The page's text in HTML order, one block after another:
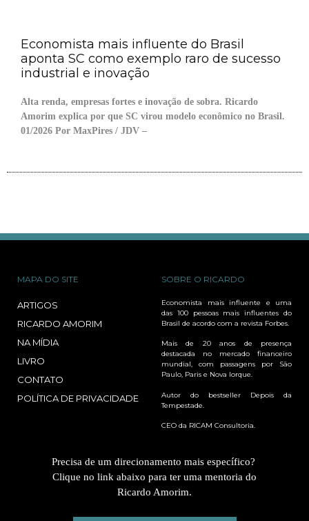
Economista mais influente do Brasil
aponta SC como exemplo raro de sucesso
industrial e inovação
Alta renda, empresas fortes e inovação de sobra. Ricardo
Amorim explica por que SC virou modelo econômico no Brasil.
01/2026 Por MaxPires / JDV –
MAPA DO SITE
ARTIGOS
RICARDO AMORIM
NA MÍDIA
LIVRO
CONTATO
POLÍTICA DE PRIVACIDADE
SOBRE O RICARDO
Economista mais influente e uma
das 100 pessoas mais influentes do
Brasil de acordo com a revista Forbes.
Mais de 20 anos de presença
destacada no mercado financeiro
mundial, com passagens por São
Paulo, Paris e Nova Iorque.
Autor do bestseller Depois da
Tempestade.
CEO da RICAM Consultoria.
Precisa de um direcionamento mais específico?
Clique no link abaixo para ter uma mentoria do
Ricardo Amorim.